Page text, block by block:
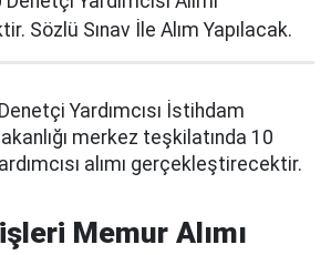
Sözlü Sınav İle Alım Yapılacak.
Yardımcısı İstihdam
merkez teşkilatında 10
alımı gerçekleştirecektir.
Memur Alımı